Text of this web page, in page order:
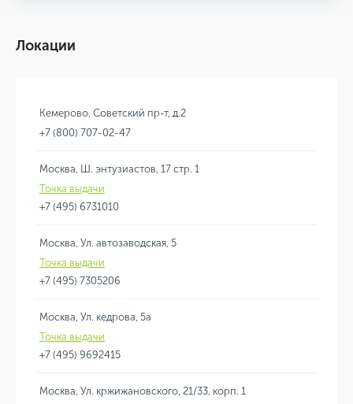
Локации
Кемерово, Советский пр-т, д.2
+7 (800) 707-02-47
Москва, Ш. энтузиастов, 17 стр. 1
Точка выдачи
+7 (495) 6731010
Москва, Ул. автозаводская, 5
Точка выдачи
+7 (495) 7305206
Москва, Ул. кедрова, 5а
Точка выдачи
+7 (495) 9692415
Москва, Ул. кржижановского, 21/33, корп. 1